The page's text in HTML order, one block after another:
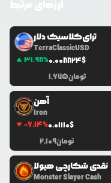
ترای‌کلاسیک دلار
TerraClassicUSD
31.98%0.008824$
1,675تومان
آهن
Iron
-6.14%0.01110$
2,109تومان
نقدی شکارچی هیولا
Monster Slayer Cash